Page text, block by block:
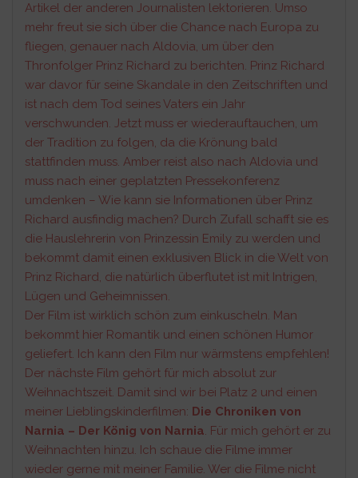
Artikel der anderen Journalisten lektorieren. Umso
mehr freut sie sich über die Chance nach Europa zu
fliegen, genauer nach Aldovia, um über den
Thronfolger Prinz Richard zu berichten. Prinz Richard
war davor für seine Skandale in den Zeitschriften und
ist nach dem Tod seines Vaters ein Jahr
verschwunden. Jetzt muss er wiederauftauchen, um
der Tradition zu folgen, da die Krönung bald
stattfinden muss. Amber reist also nach Aldovia und
muss nach einer geplatzten Pressekonferenz
umdenken – Wie kann sie Informationen über Prinz
Richard ausfindig machen? Durch Zufall schafft sie es
die Hauslehrerin von Prinzessin Emily zu werden und
bekommt damit einen exklusiven Blick in die Welt von
Prinz Richard, die natürlich überflutet ist mit Intrigen,
Lügen und Geheimnissen.
Der Film ist wirklich schön zum einkuscheln. Man
bekommt hier Romantik und einen schönen Humor
geliefert. Ich kann den Film nur wärmstens empfehlen!
Der nächste Film gehört für mich absolut zur
Weihnachtszeit. Damit sind wir bei Platz 2 und einen
meiner Lieblingskinderfilmen: Die Chroniken von
Narnia – Der König von Narnia. Für mich gehört er zu
Weihnachten hinzu. Ich schaue die Filme immer
wieder gerne mit meiner Familie. Wer die Filme nicht